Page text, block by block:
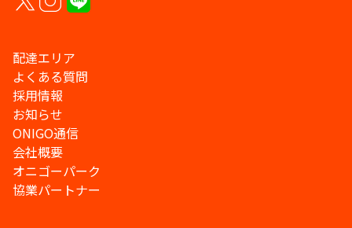
配達エリア
よくある質問
採用情報
お知らせ
ONIGO通信
会社概要
オニゴーパーク
協業パートナー